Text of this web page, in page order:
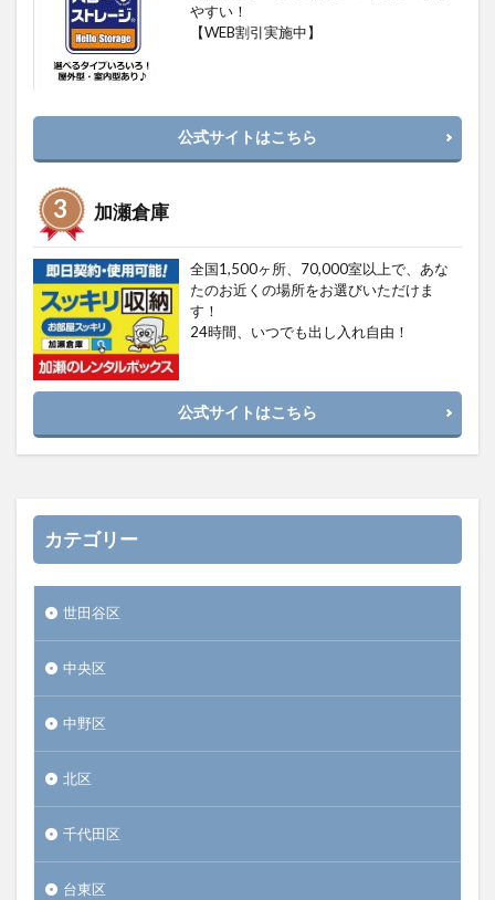
やすい！
【WEB割引実施中】
公式サイトはこちら
加瀬倉庫
全国1,500ヶ所、70,000室以上で、あな
たのお近くの場所をお選びいただけま
す！
24時間、いつでも出し入れ自由！
公式サイトはこちら
カテゴリー
世田谷区
中央区
中野区
北区
千代田区
台東区